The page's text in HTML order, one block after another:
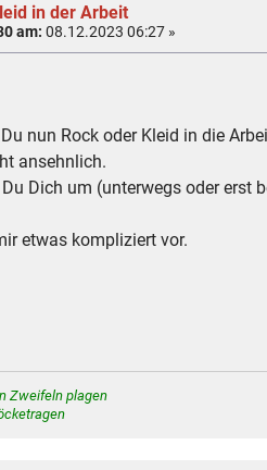
in der Arbeit
am: 08.12.2023 06:27 »
nun Rock oder Kleid in die
ansehnlich.
Dich um (unterwegs oder erst
etwas kompliziert vor.
Zweifeln plagen